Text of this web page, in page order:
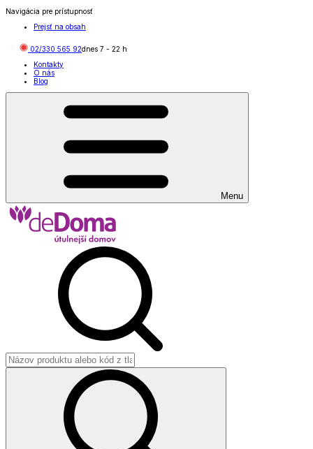
Navigácia pre prístupnosť
Prejsť na obsah
02/330 565 92dnes 7 - 22 h
Kontakty
O nás
Blog
Menu